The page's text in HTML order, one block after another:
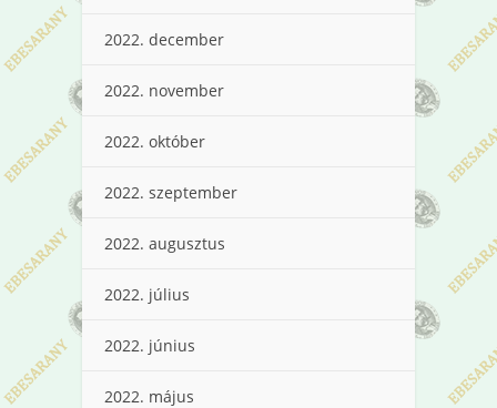
2022. december
2022. november
2022. október
2022. szeptember
2022. augusztus
2022. július
2022. június
2022. május